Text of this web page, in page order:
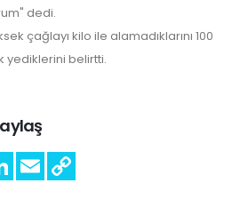
dedi.
çağlayı kilo ile alamadıklarını 100
yediklerini belirtti.